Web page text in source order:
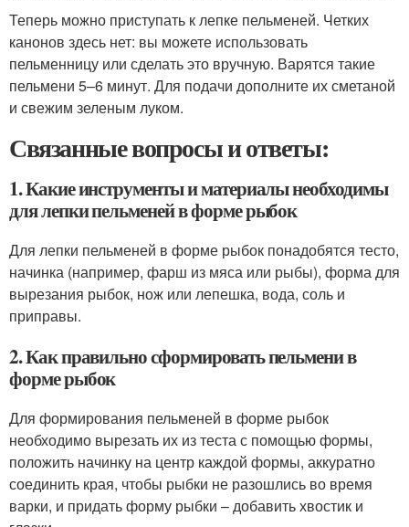
Теперь можно приступать к лепке пельменей. Четких
канонов здесь нет: вы можете использовать
пельменницу или сделать это вручную. Варятся такие
пельмени 5–6 минут. Для подачи дополните их сметаной
и свежим зеленым луком.
Связанные вопросы и ответы:
1. Какие инструменты и материалы необходимы
для лепки пельменей в форме рыбок
Для лепки пельменей в форме рыбок понадобятся тесто,
начинка (например, фарш из мяса или рыбы), форма для
вырезания рыбок, нож или лепешка, вода, соль и
приправы.
2. Как правильно сформировать пельмени в
форме рыбок
Для формирования пельменей в форме рыбок
необходимо вырезать их из теста с помощью формы,
положить начинку на центр каждой формы, аккуратно
соединить края, чтобы рыбки не разошлись во время
варки, и придать форму рыбки – добавить хвостик и